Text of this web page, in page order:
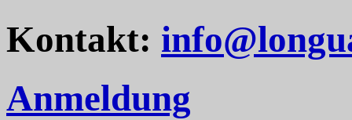
Kontakt:
Anmeldung